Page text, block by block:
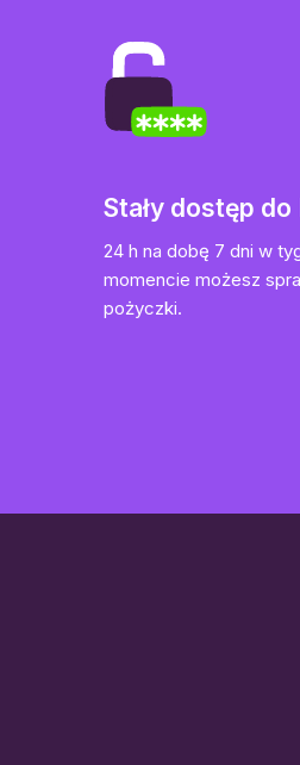
Stały dostęp
24 h na dobę 7 dni w
momencie możesz
pożyczki.